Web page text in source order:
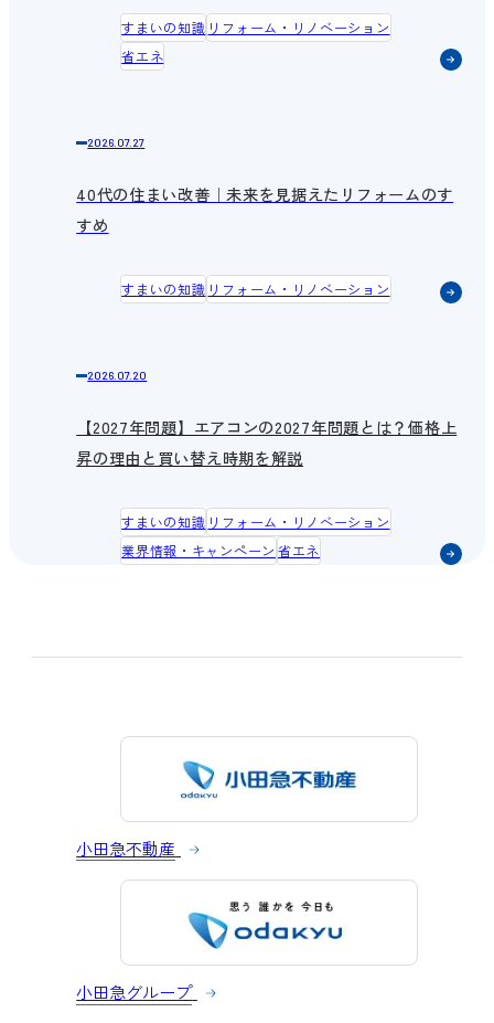
すまいの知識 リフォーム・リノベーション
省エネ
2026.07.27
40代の住まい改善｜未来を見据えたリフォームのす
すめ
すまいの知識 リフォーム・リノベーション
2026.07.20
【2027年問題】エアコンの2027年問題とは？価格上
昇の理由と買い替え時期を解説
すまいの知識 リフォーム・リノベーション
業界情報・キャンペーン 省エネ
小田急不動産
小田急グループ